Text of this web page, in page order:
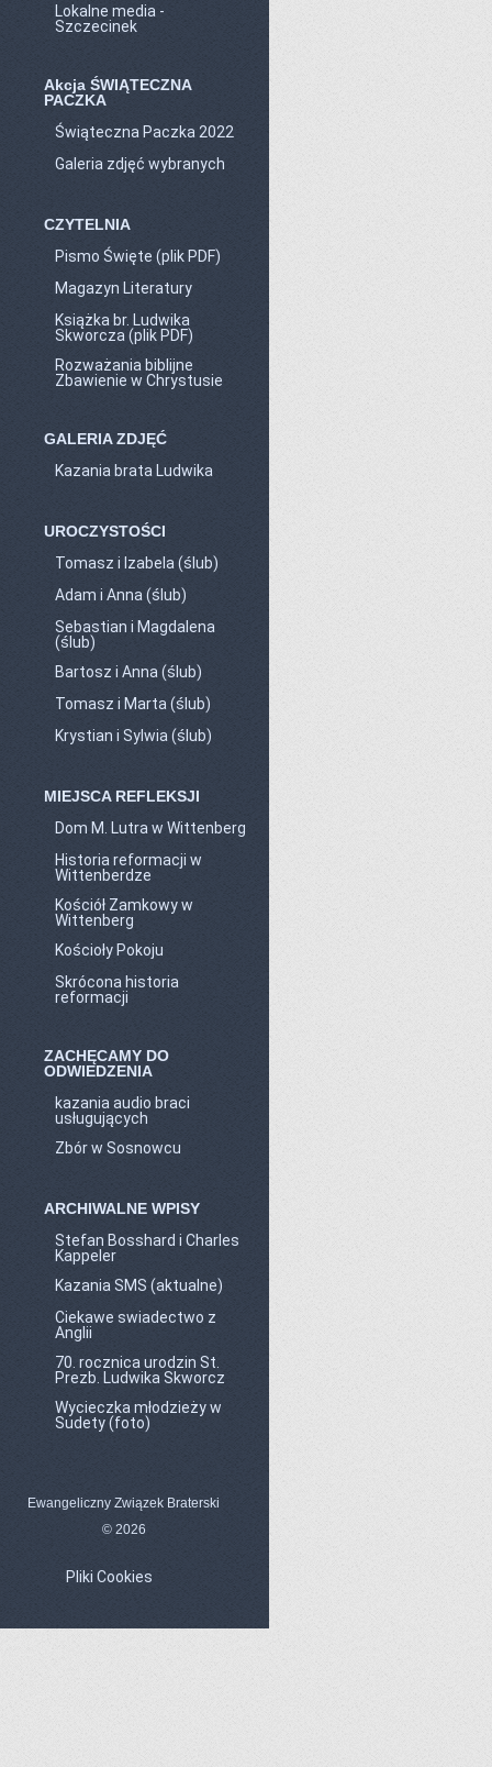
Lokalne media -
Szczecinek
Akcja ŚWIĄTECZNA
PACZKA
Świąteczna Paczka 2022
Galeria zdjęć wybranych
CZYTELNIA
Pismo Święte (plik PDF)
Magazyn Literatury
Książka br. Ludwika
Skworcza (plik PDF)
Rozważania biblijne
Zbawienie w Chrystusie
GALERIA ZDJĘĆ
Kazania brata Ludwika
UROCZYSTOŚCI
Tomasz i Izabela (ślub)
Adam i Anna (ślub)
Sebastian i Magdalena
(ślub)
Bartosz i Anna (ślub)
Tomasz i Marta (ślub)
Krystian i Sylwia (ślub)
MIEJSCA REFLEKSJI
Dom M. Lutra w Wittenberg
Historia reformacji w
Wittenberdze
Kościół Zamkowy w
Wittenberg
Kościoły Pokoju
Skrócona historia
reformacji
ZACHĘCAMY DO
ODWIEDZENIA
kazania audio braci
usługujących
Zbór w Sosnowcu
ARCHIWALNE WPISY
Stefan Bosshard i Charles
Kappeler
Kazania SMS (aktualne)
Ciekawe swiadectwo z
Anglii
70. rocznica urodzin St.
Prezb. Ludwika Skworcz
Wycieczka młodzieży w
Sudety (foto)
Ewangeliczny Związek Braterski
© 2026
Pliki Cookies